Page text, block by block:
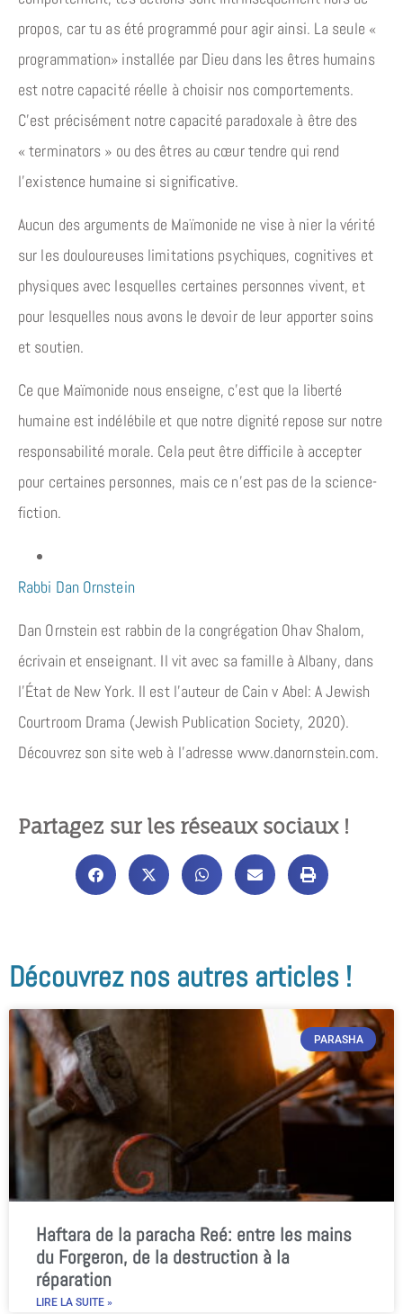
propos, car tu as été programmé pour agir ainsi. La seule «
programmation» installée par Dieu dans les êtres humains
est notre capacité réelle à choisir nos comportements.
C’est précisément notre capacité paradoxale à être des
« terminators » ou des êtres au cœur tendre qui rend
l’existence humaine si significative.
Aucun des arguments de Maïmonide ne vise à nier la vérité
sur les douloureuses limitations psychiques, cognitives et
physiques avec lesquelles certaines personnes vivent, et
pour lesquelles nous avons le devoir de leur apporter soins
et soutien.
Ce que Maïmonide nous enseigne, c’est que la liberté
humaine est indélébile et que notre dignité repose sur notre
responsabilité morale. Cela peut être difficile à accepter
pour certaines personnes, mais ce n’est pas de la science-
fiction.
Rabbi Dan Ornstein
Dan Ornstein est rabbin de la congrégation Ohav Shalom,
écrivain et enseignant. Il vit avec sa famille à Albany, dans
l’État de New York. Il est l’auteur de Cain v Abel: A Jewish
Courtroom Drama (Jewish Publication Society, 2020).
Découvrez son site web à l’adresse www.danornstein.com.
Partagez sur les réseaux sociaux !
Découvrez nos autres articles !
PARASHA
Haftara de la paracha Reé: entre les mains
du Forgeron, de la destruction à la
réparation
LIRE LA SUITE »